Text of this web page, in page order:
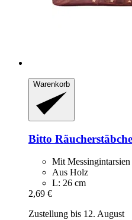
Warenkorb
Bitto
Mit Messingintarsien
Aus Holz
L: 26 cm
2,69 €
Zustellung bis 12. August